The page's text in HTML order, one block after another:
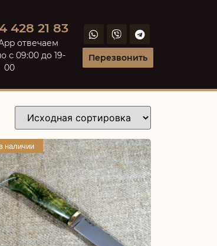
428 21 83
отвечаем
с 09:00 до 19-
00
Перезвонить
в наличии